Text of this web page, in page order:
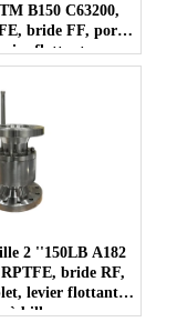
B150 C63200,
bride FF, port
flottant,
à bille - COPIE -
2 ''150LB A182
RPTFE, bride RF,
levier flottant,
à bille